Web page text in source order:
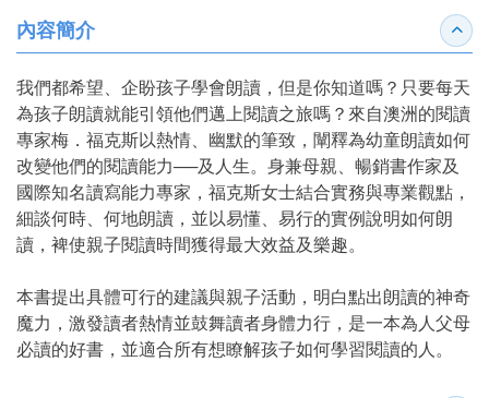
內容簡介 收合
我們都希望、企盼孩子學會朗讀，但是你知道嗎？只要每天
為孩子朗讀就能引領他們邁上閱讀之旅嗎？來自澳洲的閱讀
專家梅．福克斯以熱情、幽默的筆致，闡釋為幼童朗讀如何
改變他們的閱讀能力──及人生。身兼母親、暢銷書作家及
國際知名讀寫能力專家，福克斯女士結合實務與專業觀點，
細談何時、何地朗讀，並以易懂、易行的實例說明如何朗
讀，裨使親子閱讀時間獲得最大效益及樂趣。
本書提出具體可行的建議與親子活動，明白點出朗讀的神奇
魔力，激發讀者熱情並鼓舞讀者身體力行，是一本為人父母
必讀的好書，並適合所有想瞭解孩子如何學習閱讀的人。